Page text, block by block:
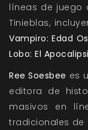
líneas de juego
Tinieblas,
Vampiro: Edad
Lobo: El
Ree Soesbee es
editora de
masivos en
tradicionales de